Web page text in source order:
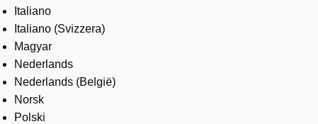
Italiano
Italiano (Svizzera)
Magyar
Nederlands
Nederlands (België)
Norsk
Polski